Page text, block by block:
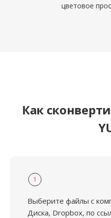
цветовое
Как
1
Выберите файлы с
Диска, Dropbox, по